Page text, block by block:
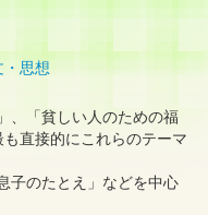
・思想
、「貧しい人のための福
直接的にこれらのテーマ
子のたとえ」などを中心